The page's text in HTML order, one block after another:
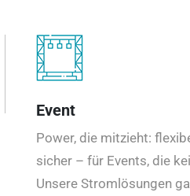
Event
Power, die mitzieht:
sicher – für Events, die
Unsere Stromlösungen